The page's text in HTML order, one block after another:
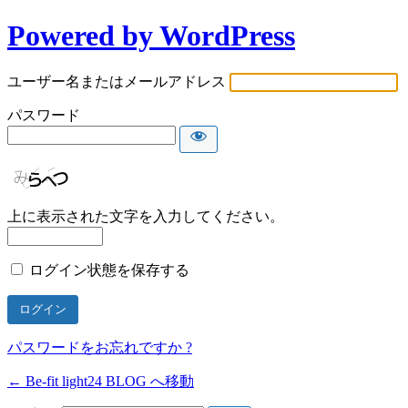
Powered by WordPress
ユーザー名またはメールアドレス
パスワード
上に表示された文字を入力してください。
ログイン状態を保存する
パスワードをお忘れですか ?
← Be-fit light24 BLOG へ移動